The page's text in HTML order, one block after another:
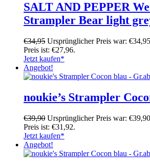
SALT AND PEPPER
Strampler Bear light
€34,95 Ursprünglicher Preis war: €34,95
Preis ist: €27,96.
Jetzt kaufen*
Angebot!
noukie’s Strampler
€39,90 Ursprünglicher Preis war: €39,90
Preis ist: €31,92.
Jetzt kaufen*
Angebot!